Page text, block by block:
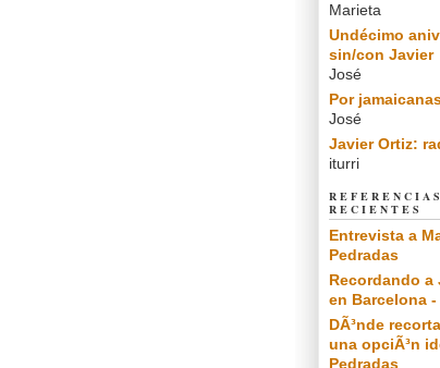
Marieta
Undécimo
sin/con Javier
José
Por
José
Javier Ortiz:
iturri
REFERENCIAS
RECIENTES
Entrevista a
Pedradas
Recordando a
en Barcelona
DÃ³nde
una opciÃ³n
Pedradas